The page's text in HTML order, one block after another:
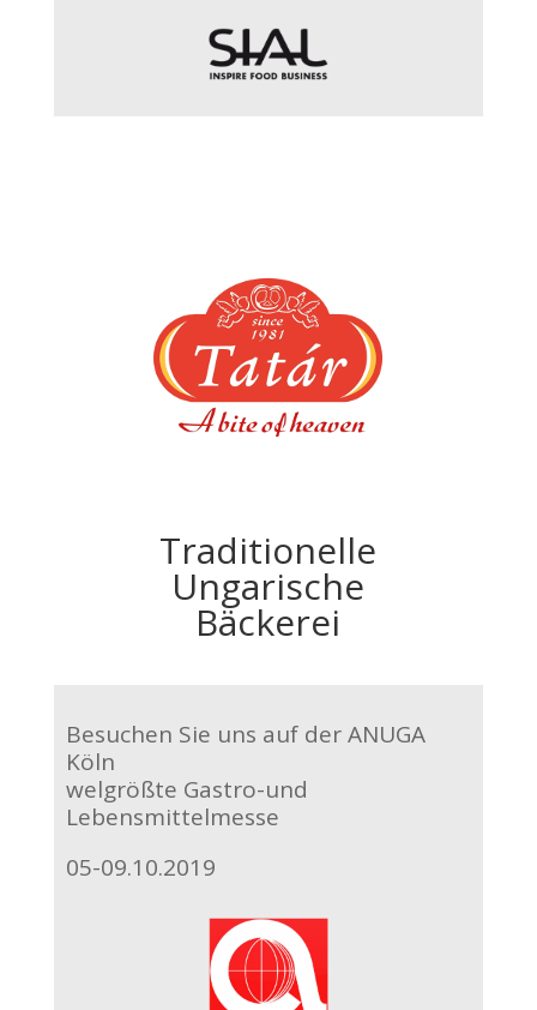
Traditionelle
Ungarische
Bäckerei
Besuchen Sie uns auf der ANUGA
Köln
welgrößte Gastro-und
Lebensmittelmesse
05-09.10.2019